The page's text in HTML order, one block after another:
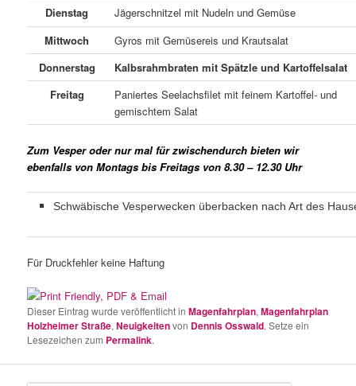
Dienstag
Jägerschnitzel mit Nudeln und Gemüse
Mittwoch
Gyros mit Gemüsereis und Krautsalat
Donnerstag
Kalbsrahmbraten mit Spätzle und
Freitag
Paniertes Seelachsfilet mit feinem Kartoffel- und
gemischtem Salat
Zum Vesper oder nur mal für zwischendurch bieten wir
ebenfalls von Montags bis Freitags von 8.30 – 12.30 Uhr
Schwäbische Vesperwecken überbacken nach Art des
Für Druckfehler keine Haftung
Dieser Eintrag wurde veröffentlicht inMagenfahrplan,Magenfahrplan
Holzheimer Straße,Neuigkeitenvon Dennis Osswald. Setze ein
Lesezeichen zum Permalink.